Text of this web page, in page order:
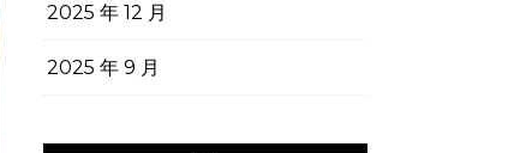
2025 年 12 月
2025 年 9 月